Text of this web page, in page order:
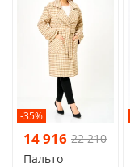
-35%
14 916 22 210
Пальто